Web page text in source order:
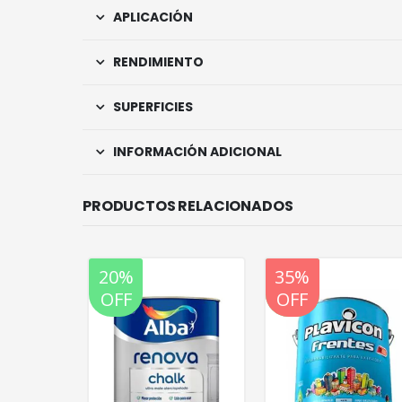
APLICACIÓN
RENDIMIENTO
SUPERFICIES
INFORMACIÓN ADICIONAL
PRODUCTOS RELACIONADOS
20%
OFF
35%
OFF
20%
OFF